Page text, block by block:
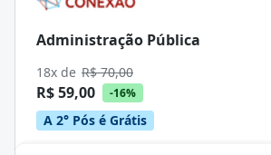
Administração Pública
18x de R$ 70,00
R$ 59,00 -16%
A 2° Pós é Grátis